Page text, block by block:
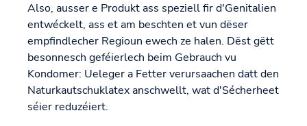
Also, ausser e Produkt ass speziell fir d'Genitalien
entwéckelt, ass et am beschten et vun dëser
empfindlecher Regioun ewech ze halen. Dëst gëtt
besonnesch geféierlech beim Gebrauch vu
Kondomer: Ueleger a Fetter verursaachen datt den
Naturkautschuklatex anschwellt, wat d'Sécherheet
séier reduzéiert.